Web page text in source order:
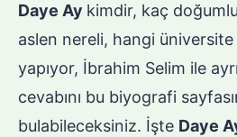
Daye Ay kimdir, kaç
aslen nereli, hangi
yapıyor, İbrahim Selim ile
cevabını bu biyografi
bulabileceksiniz. İşte Daye